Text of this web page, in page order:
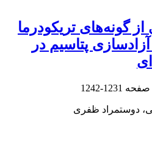
از گونه‌های تریکودرما
پتاسیم در
1231-1242
دوستمراد ظفری